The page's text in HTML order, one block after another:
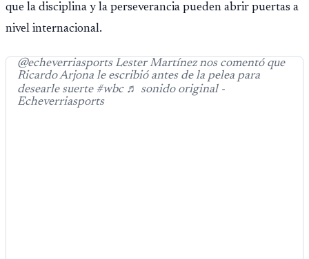
que la disciplina y la perseverancia pueden abrir puertas a
nivel internacional.
@echeverriasports Lester Martínez nos comentó que
Ricardo Arjona le escribió antes de la pelea para
desearle suerte #wbc ♬ sonido original -
Echeverriasports